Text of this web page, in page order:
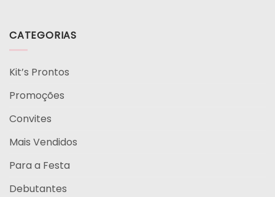
CATEGORIAS
Kit’s Prontos
Promoções
Convites
Mais Vendidos
Para a Festa
Debutantes